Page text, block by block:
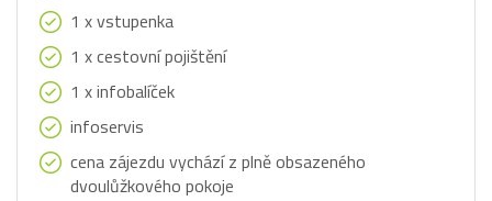
1 x vstupenka
1 x cestovní pojištění
1 x infobalíček
infoservis
cena zájezdu vychází z plně obsazeného
dvoulůžkového pokoje